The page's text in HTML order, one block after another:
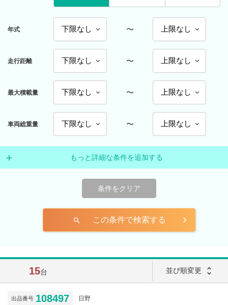
年式 〜
走行距離 〜
最大積載量 〜
車両総重量 〜
もっと詳細な条件を追加する
条件をクリア
search この条件で検索する
15台 並び順変更 unfold_more
出品番号 108497 日野